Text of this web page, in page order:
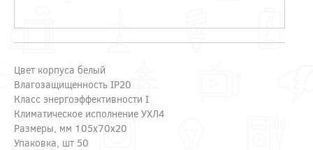
Цвет корпуса белый
Влагозащищенность IP20
Класс энергоэффективности I
Климатическое исполнение УХЛ4
Размеры, мм 105х70х20
Упаковка, шт 50